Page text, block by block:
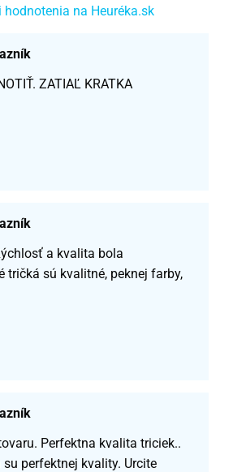
hodnotenia na Heuréka.sk
ZATIAĽ KRATKA
a kvalita bola
tričká sú kvalitné, peknej farby,
Perfektna kvalita triciek..
su perfektnej kvality. Urcite